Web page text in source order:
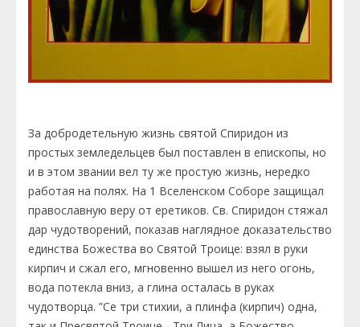
За добродетельную жизнь святой Спиридон из
простых земледельцев был поставлен в епископы, но
и в этом звании вел ту же простую жизнь, нередко
работая на полях. На 1 Вселенском Соборе защищал
православную веру от еретиков. Св. Спиридон стяжал
дар чудотворений, показав наглядное доказательство
единства Божества во Святой Троице: взял в руки
кирпич и сжал его, мгновенно вышел из него огонь,
вода потекла вниз, а глина осталась в руках
чудотворца. ”Cе три стихии, а плинфа (кирпич) одна,